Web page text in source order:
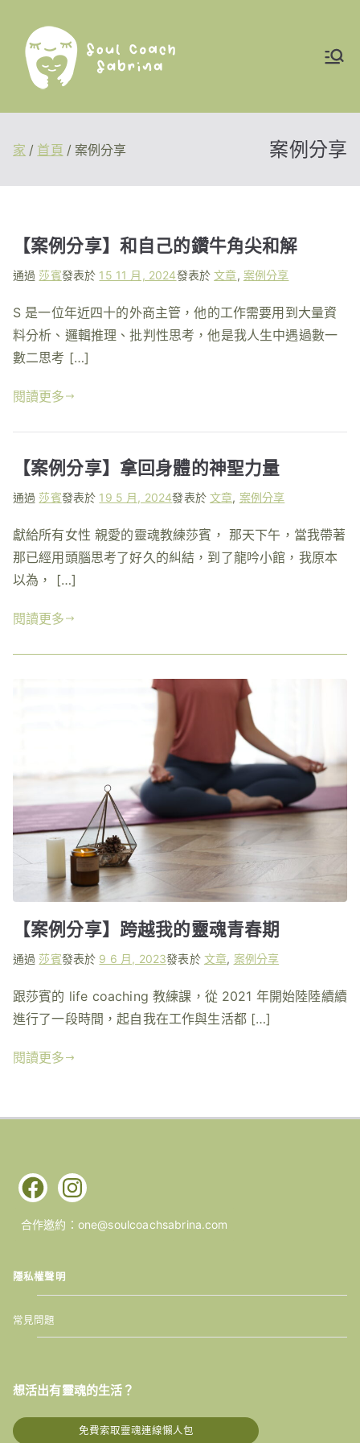
靈魂教練莎賓｜活
案例分享
家 首頁 案例分享
【案例分享】和自己的鑽牛角尖和解
通過 莎賓發表於 15 11 月, 2024發表於文章, 案例分享
S 是一位年近四十的外商主管，他的工作需要用到大量資
料分析、邏輯推理、批判性思考，他是我人生中遇過數一
數二思考 […]
閱讀更多
【案例分享】拿回身體的神聖力量
通過 莎賓發表於 19 5 月, 2024發表於文章, 案例分享
獻給所有女性 親愛的靈魂教練莎賓， 那天下午，當我帶著
那已經用頭腦思考了好久的糾結，到了龍吟小館，我原本
以為， […]
閱讀更多
【案例分享】跨越我的靈魂青春期
通過 莎賓發表於 9 6 月, 2023發表於 文章, 案例分享
跟莎賓的 life coaching 教練課，從 2021 年開始陸陸續續
進行了一段時間，起自我在工作與生活都 […]
閱讀更多
合作邀約：one@soulcoachsabrina.com
隱私權聲明
常見問題
想活出有靈魂的生活？
免費索取靈魂連線懶人包